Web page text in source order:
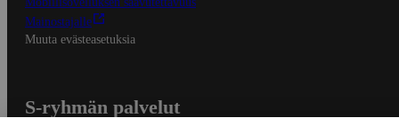
Mainostajalle
Muuta evästeasetuksia
S-ryhmän palvelut